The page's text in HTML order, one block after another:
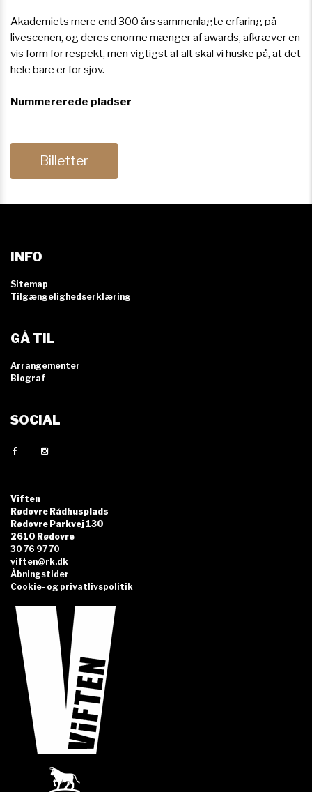
Akademiets mere end 300 års sammenlagte erfaring på
livescenen, og deres enorme mænger af awards, afkræver en
vis form for respekt, men vigtigst af alt skal vi huske på, at det
hele bare er for sjov.
Nummererede pladser
Billetter
INFO
Sitemap
Tilgængelighedserklæring
GÅ TIL
Arrangementer
Biograf
SOCIAL
Viften
Rødovre Rådhusplads
Rødovre Parkvej 130
2610 Rødovre
30 76 97 70
viften@rk.dk
Åbningstider
Cookie- og privatlivspolitik